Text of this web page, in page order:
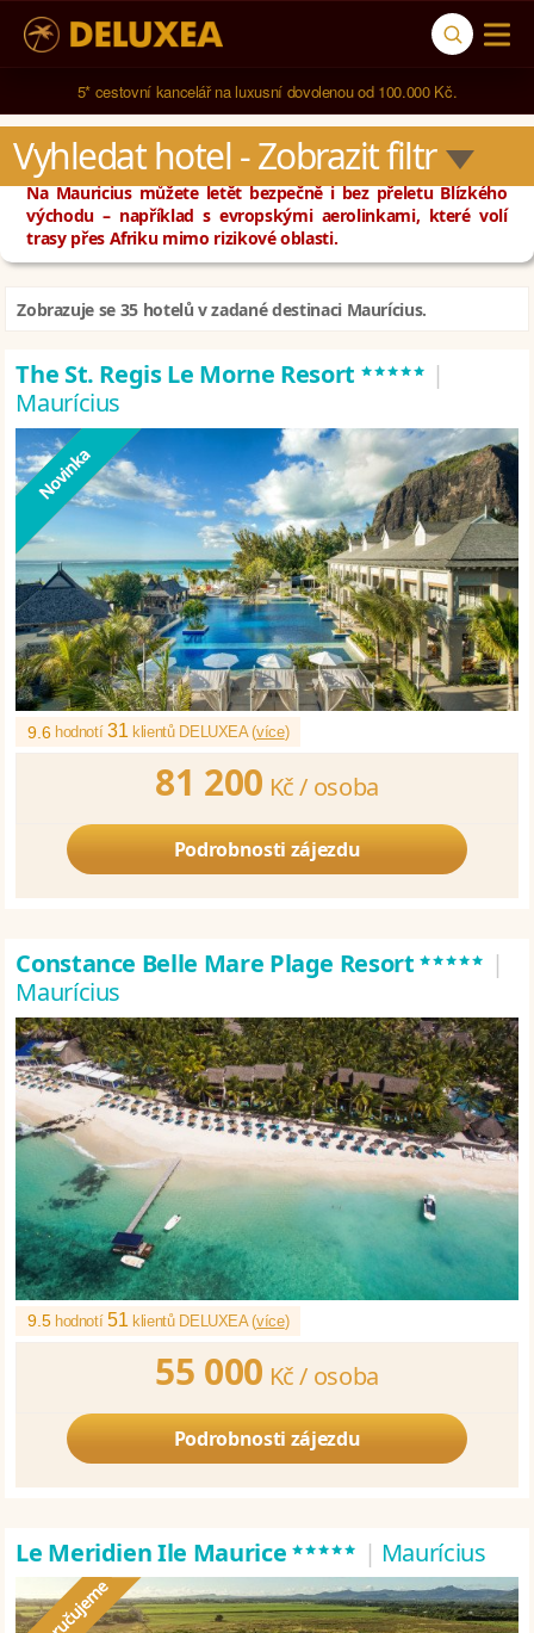
5* cestovní kancelář na luxusní dovolenou od 100.000 Kč.
Vyhledat hotel - Zobrazit filtr
Na Mauricius můžete letět bezpečně i bez přeletu Blízkého
východu – například s evropskými aerolinkami, které volí
trasy přes Afriku mimo rizikové oblasti.
Zobrazuje se 35 hotelů v zadané destinaci Maurícius.
The St. Regis Le Morne Resort ***** |
Maurícius
9.6 hodnotí31klientů DELUXEA (více)
81 200 Kč / osoba
Podrobnosti zájezdu
Constance Belle Mare Plage Resort***** |
Maurícius
9.5 hodnotí51 klientů DELUXEA (více)
55 000 Kč / osoba
Podrobnosti zájezdu
Le Meridien Ile Maurice***** | Maurícius